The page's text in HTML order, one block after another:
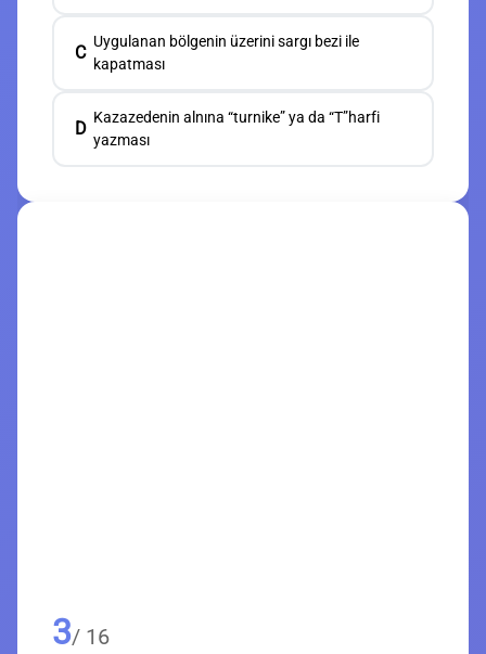
C
Uygulanan bölgenin üzerini sargı bezi ile
kapatması
D
Kazazedenin alnına “turnike” ya da “T”harfi
yazması
3/ 16